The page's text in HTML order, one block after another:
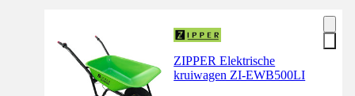
ZIPPER Elektrische
kruiwagen ZI-EWB500LI